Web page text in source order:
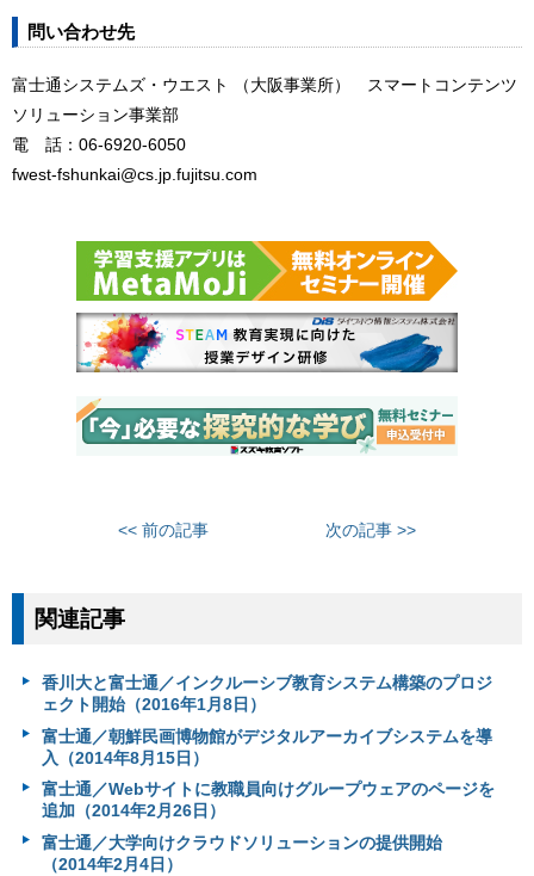
問い合わせ先
富士通システムズ・ウエスト （大阪事業所） スマートコンテンツ
ソリューション事業部
電 話：06-6920-6050
fwest-fshunkai@cs.jp.fujitsu.com
<< 前の記事 次の記事 >>
関連記事
香川大と富士通／インクルーシブ教育システム構築のプロジ
ェクト開始（2016年1月8日）
富士通／朝鮮民画博物館がデジタルアーカイブシステムを導
入（2014年8月15日）
富士通／Webサイトに教職員向けグループウェアのページを
追加（2014年2月26日）
富士通／大学向けクラウドソリューションの提供開始
（2014年2月4日）